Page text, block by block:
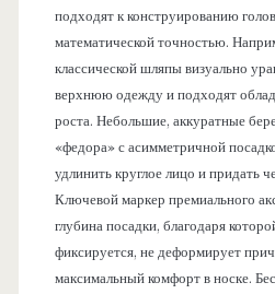
подходят к конструированию
математической точностью.
классической шляпы визуально
верхнюю одежду и подходят
роста. Небольшие, аккуратные
«федора» с асимметричной
удлинить круглое лицо и придать
Ключевой маркер премиального
глубина посадки, благодаря
фиксируется, не деформирует
максимальный комфорт в носке.